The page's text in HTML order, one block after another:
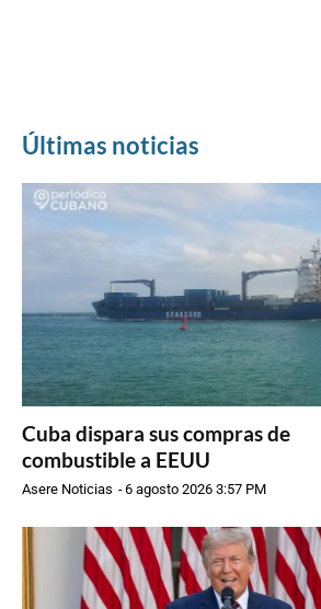
Últimas noticias
Cuba dispara sus compras de
combustible a EEUU
Asere Noticias -6 agosto 2026 3:57 PM